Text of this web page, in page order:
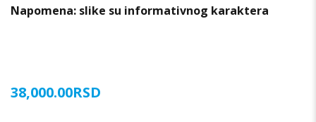
38,000.00RSD
Napomena: slike su informativnog karaktera